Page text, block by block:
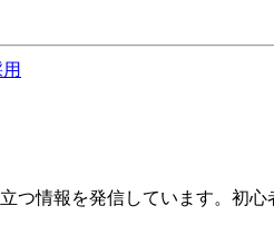
情報を発信しています。初心